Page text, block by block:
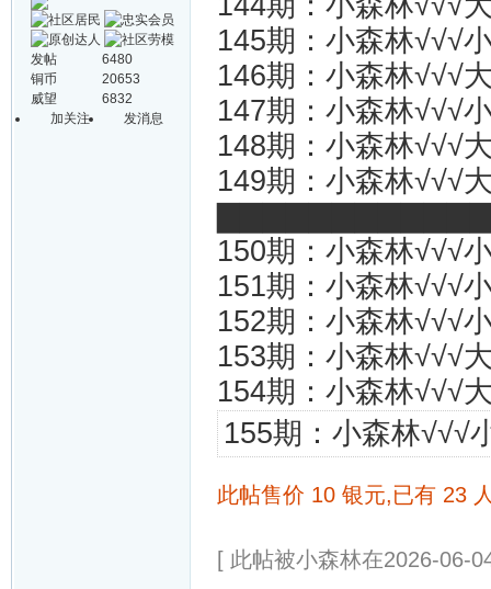
发帖
6480
铜币
20653
威望
6832
加关注
发消息
145期：小森林√√√
146期：小森林√√√
147期：小森林√√√
148期：小森林√√√
149期：小森林√√√
150期：小森林√√√
151期：小森林√√√
152期：小森林√√√
153期：小森林√√√
154期：小森林√√√
155期：小森林√√√
此帖售价 10 银元,已有 23
[ 此帖被小森林在2026-06-